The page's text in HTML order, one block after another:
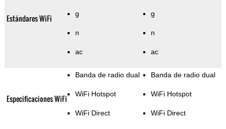
Estándares WiFi g
n
ac
g
n
ac
Especificaciones WiFi
Banda de radio dual
WiFi Hotspot
WiFi Direct
Banda de radio dual
WiFi Hotspot
WiFi Direct